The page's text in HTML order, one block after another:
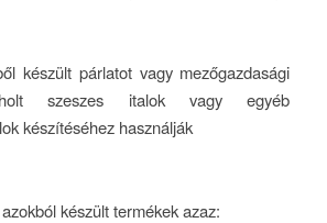
készült párlatot vagy mezőgazdasági
szeszes italok vagy egyéb
készítéséhez használják
készült termékek azaz: